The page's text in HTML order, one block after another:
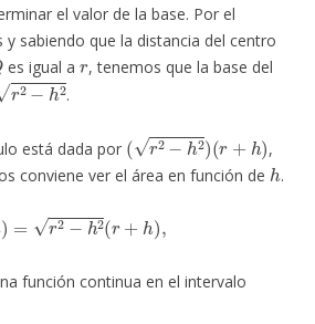
el valor de la base. Por el
sabiendo que la distancia del centro
es igual a
r
, tenemos que la base del
2−h2
.
está dada por
(r 2−h2)(r+ h
,
conviene ver el área en función de
h
.
)= h2(r+h),
función continua en el intervalo